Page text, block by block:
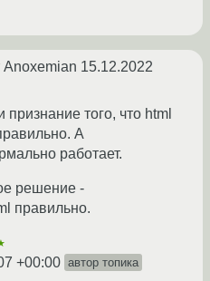
Anoxemian 15.12.2022
признание того, что html
А
работает.
решение -
правильно.
+00:00 автор топика